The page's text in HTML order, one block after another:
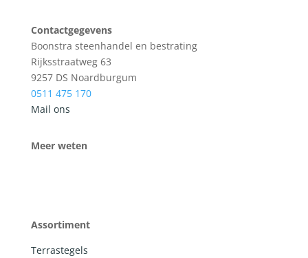
Contactgegevens
Boonstra steenhandel en bestrating
Rijksstraatweg 63
9257 DS Noardburgum
0511 475 170
Mail ons
Meer weten
Assortiment
Terrastegels